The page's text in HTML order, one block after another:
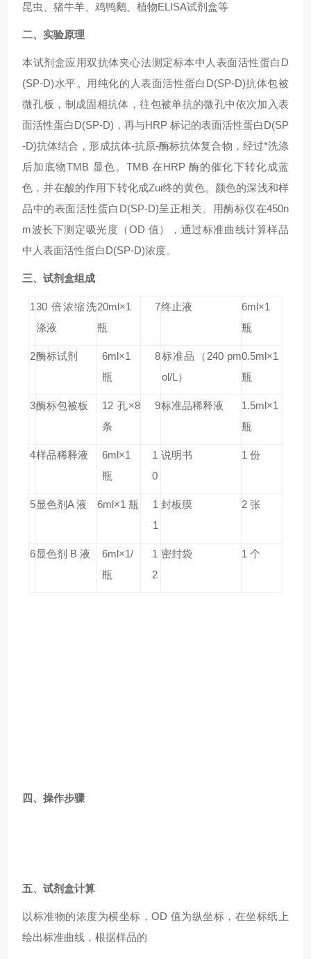
昆虫、猪牛羊、鸡鸭鹅、植物ELISA试剂盒等
二、实验原理
本试剂盒应用双抗体夹心法测定标本中人表面活性蛋白D
(SP-D)水平。用纯化的人表面活性蛋白D(SP-D)抗体包被
微孔板，制成固相抗体，往包被单抗的微孔中依次加入表
面活性蛋白D(SP-D)，再与HRP 标记的表面活性蛋白D(SP
-D)抗体结合，形成抗体-抗原-酶标抗体复合物，经过*洗涤
后加底物TMB 显色。TMB 在HRP 酶的催化下转化成蓝
色，并在酸的作用下转化成Zui终的黄色。颜色的深浅和样
品中的表面活性蛋白D(SP-D)呈正相关。用酶标仪在450n
m波长下测定吸光度（OD 值），通过标准曲线计算样品
中人表面活性蛋白D(SP-D)浓度。
三、试剂盒组成
130 倍浓缩洗
涤液
20ml×1
瓶
7终止液
6ml×1
瓶
2酶标试剂
6ml×1
瓶
8标准品
（240 pm
ol/L）
0.5ml×1
瓶
3酶标包被板
12 孔×8
条
9标准品稀释液
1.5ml×1
瓶
4样品稀释液
6ml×1
瓶
1
0
说明书 1 份
5显色剂A 液 6ml×1 瓶
1
1
封板膜 2 张
6显色剂 B 液
6ml×1/
瓶
1
2
密封袋 1 个
四、操作步骤
五、试剂盒计算
以标准物的浓度为横坐标，OD 值为纵坐标，在坐标纸上
绘出标准曲线，根据样品的